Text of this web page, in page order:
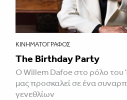
ΚΙΝΗΜΑΤΟΓΡΆΦΟΣ
The Birthday Party
Ο Willem Dafoe στο ρόλο του
μας προσκαλεί σε ένα
γενεθλίων